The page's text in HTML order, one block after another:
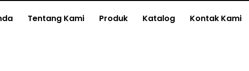
Tentang Kami Produk Katalog Kontak Kami